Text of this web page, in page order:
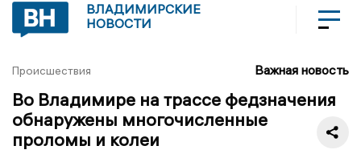
ВЛАДИМИРСКИЕ
НОВОСТИ
Происшествия Важная новость
Во Владимире на трассе федзначения
обнаружены многочисленные
проломы и колеи